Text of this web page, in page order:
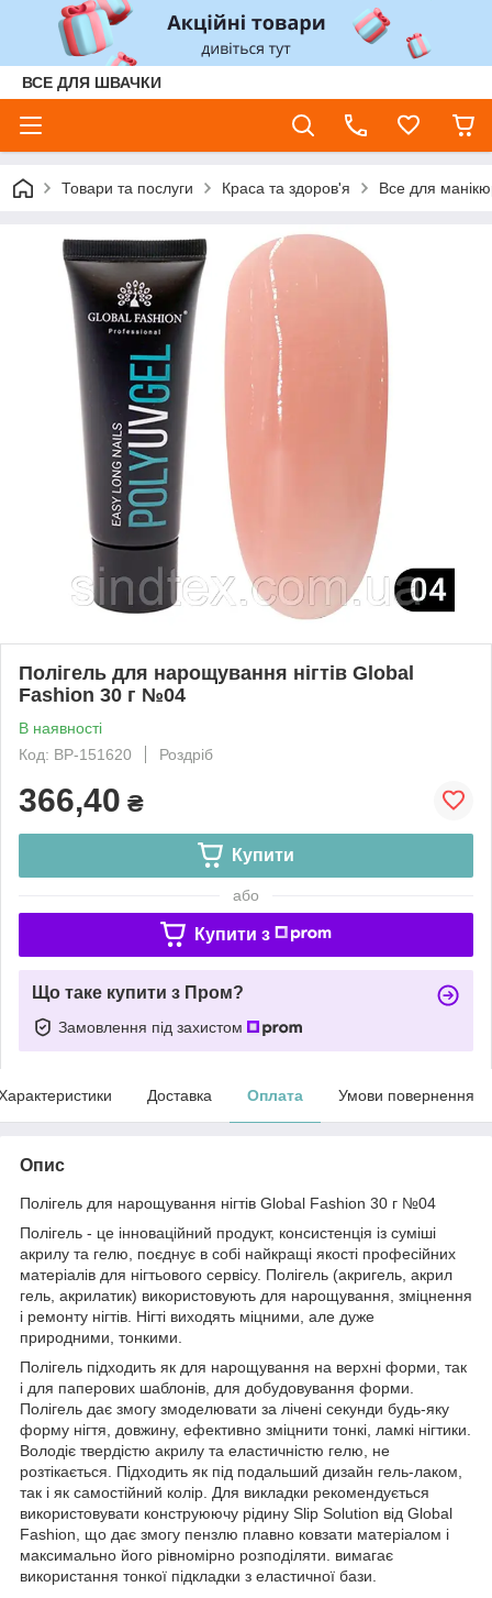
ВСЕ ДЛЯ ШВАЧКИ
Товари та послуги Краса та здоров'я Все для
Полігель для нарощування нігтів Global
Fashion 30 г №04
В наявності
Код: ВР-151620
Роздріб
366,40 ₴
Купити
або
Купити з
Що таке купити з Пром?
Замовлення під захистом
Доставка Оплата Умови повернення
Опис
Полігель для нарощування нігтів Global Fashion 30 г №04
Полігель - це інноваційний продукт, консистенція із суміші
акрилу та гелю, поєднує в собі найкращі якості професійних
матеріалів для нігтьового сервісу. Полігель (акригель, акрил
гель, акрилатик) використовують для нарощування, зміцнення
і ремонту нігтів. Нігті виходять міцними, але дуже
природними, тонкими.
Полігель підходить як для нарощування на верхні форми, так
і для паперових шаблонів, для добудовування форми.
Полігель дає змогу змоделювати за лічені секунди будь-яку
форму нігтя, довжину, ефективно зміцнити тонкі, ламкі нігтики.
Володіє твердістю акрилу та еластичністю гелю, не
розтікається. Підходить як під подальший дизайн гель-лаком,
так і як самостійний колір. Для викладки рекомендується
використовувати конструюючу рідину Slip Solution від Global
Fashion, що дає змогу пензлю плавно ковзати матеріалом і
максимально його рівномірно розподіляти. вимагає
використання тонкої підкладки з еластичної бази.